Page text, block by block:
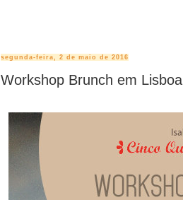
segunda-feira, 2 de maio de 2016
Workshop Brunch em Lisboa